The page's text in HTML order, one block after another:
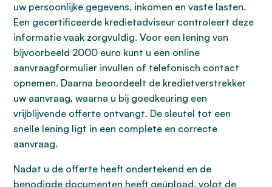
uw persoonlijke gegevens, inkomen en vaste lasten.
Een gecertificeerde kredietadviseur controleert deze
informatie vaak zorgvuldig. Voor een lening van
bijvoorbeeld 2000 euro kunt u een online
aanvraagformulier invullen of telefonisch contact
opnemen. Daarna beoordeelt de kredietverstrekker
uw aanvraag, waarna u bij goedkeuring een
vrijblijvende offerte ontvangt. De sleutel tot een
snelle lening ligt in een complete en correcte
aanvraag.
Nadat u de offerte heeft ondertekend en de
benodigde documenten heeft geüpload, volgt de